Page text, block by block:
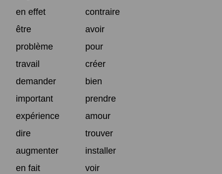
en effet
contraire
être
avoir
problème
pour
travail
créer
demander
bien
important
prendre
expérience
amour
dire
trouver
augmenter
installer
en fait
voir